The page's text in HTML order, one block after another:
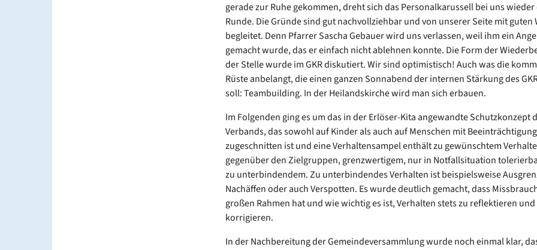
gerade zur Ruhe gekommen, dreht sich das Personalkarussell bei uns wieder
Runde. Die Gründe sind gut nachvollziehbar und von unserer Seite mit guten
begleitet. Denn Pfarrer Sascha Gebauer wird uns verlassen, weil ihm ein
gemacht wurde, das er einfach nicht ablehnen konnte. Die Form der
der Stelle wurde im GKR diskutiert. Wir sind optimistisch! Auch was die
Rüste anbelangt, die einen ganzen Sonnabend der internen Stärkung des
soll: Teambuilding. In der Heilandskirche wird man sich erbauen.
Im Folgenden ging es um das in der Erlöser-Kita angewandte Schutzkonzept
Verbands, das sowohl auf Kinder als auch auf Menschen mit
zugeschnitten ist und eine Verhaltensampel enthält zu gewünschtem
gegenüber den Zielgruppen, grenzwertigem, nur in Notfallsituation
zu unterbindendem. Zu unterbindendes Verhalten ist beispielsweise
Nachäffen oder auch Verspotten. Es wurde deutlich gemacht, dass
großen Rahmen hat und wie wichtig es ist, Verhalten stets zu reflektieren und
korrigieren.
In der Nachbereitung der Gemeindeversammlung wurde noch einmal klar,